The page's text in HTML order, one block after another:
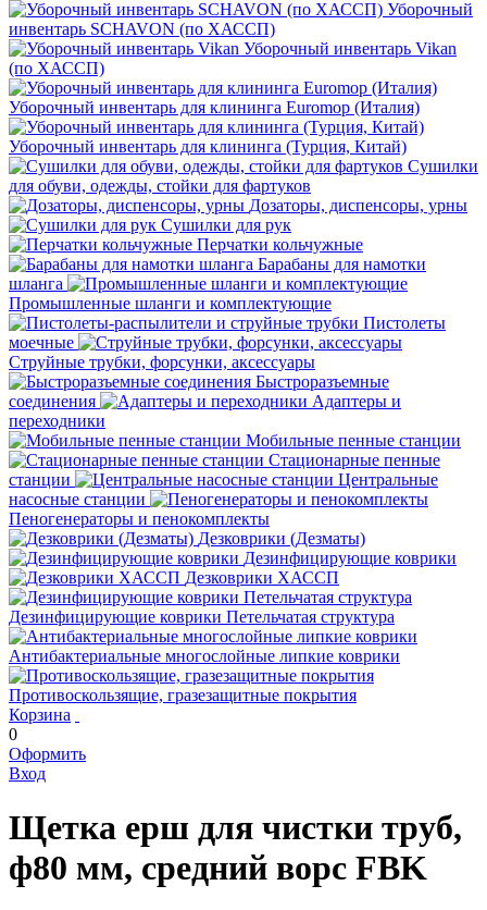
Уборочный
инвентарь SCHAVON (по ХАССП)
Уборочный инвентарь Vikan
(по ХАССП)
Уборочный инвентарь для клининга Euromop (Италия)
Уборочный инвентарь для клининга (Турция, Китай)
Сушилки
для обуви, одежды, стойки для фартуков
Дозаторы, диспенсоры, урны
Сушилки для рук
Перчатки кольчужные
Барабаны для намотки
шланга
Промышленные шланги и комплектующие
Пистолеты
моечные
Струйные трубки, форсунки, аксессуары
Быстроразъемные
соединения
Адаптеры и
переходники
Мобильные пенные станции
Стационарные пенные
станции
Центральные
насосные станции
Пеногенераторы и пенокомплекты
Дезковрики (Дезматы)
Дезинфицирующие коврики
Дезковрики ХАССП
Дезинфицирующие коврики Петельчатая структура
Антибактериальные многослойные липкие коврики
Противоскользящие, гразезащитные покрытия
Корзина
0
Оформить
Вход
Щетка ерш для чистки труб,
ф80 мм, средний ворс FBK